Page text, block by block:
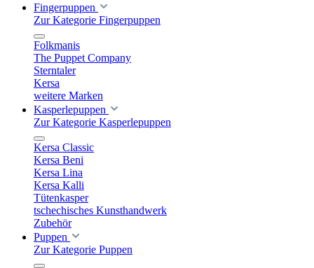
Fingerpuppen
Zur Kategorie Fingerpuppen
Folkmanis
The Puppet Company
Sterntaler
Kersa
weitere Marken
Kasperlepuppen
Zur Kategorie Kasperlepuppen
Kersa Classic
Kersa Beni
Kersa Lina
Kersa Kalli
Tütenkasper
tschechisches Kunsthandwerk
Zubehör
Puppen
Zur Kategorie Puppen